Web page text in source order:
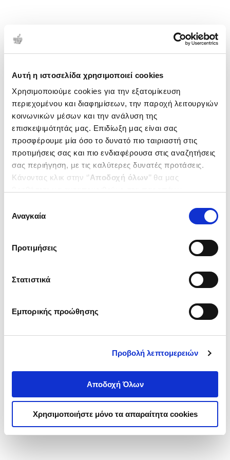
Αυτή η ιστοσελίδα χρησιμοποιεί cookies
Χρησιμοποιούμε cookies για την εξατομίκευση
περιεχομένου και διαφημίσεων, την παροχή λειτουργιών
κοινωνικών μέσων και την ανάλυση της
επισκεψιμότητάς μας. Επιδίωξη μας είναι σας
προσφέρουμε μία όσο το δυνατό πιο ταιριαστή στις
προτιμήσεις σας και πιο ενδιαφέρουσα στις αναζητήσεις
σας περιήγηση, με τις καλύτερες δυνατές προτάσεις.
Κάνοντας κλικ στην ‘’Αποδοχή όλων’’ θα μας
ενδιαφέρουν και να επιλέξετε από τα παρακάτω με την
΄΄και να ενημερωθείτε σχετικά με
συγκατάθεσης
Αναγκαία
Προτιμήσεις
Στατιστικά
Εμπορικής προώθησης
Προβολή λεπτομερειών
Αποδοχή Όλων
Χρησιμοποιήστε μόνο τα απαραίτητα cookies